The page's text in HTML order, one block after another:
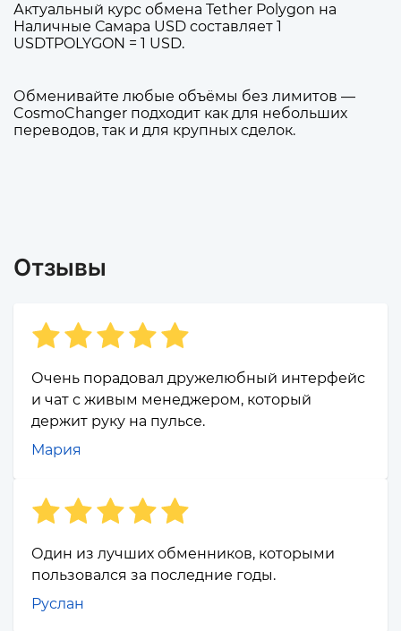
Актуальный курс обмена Tether Polygon на
Наличные Самара USD составляет 1
USDTPOLYGON = 1 USD.
Обменивайте любые объёмы без лимитов —
CosmoChanger подходит как для небольших
переводов, так и для крупных сделок.
Отзывы
Очень порадовал дружелюбный интерфейс
и чат с живым менеджером, который
держит руку на пульсе.
Мария
Один из лучших обменников, которыми
пользовался за последние годы.
Руслан